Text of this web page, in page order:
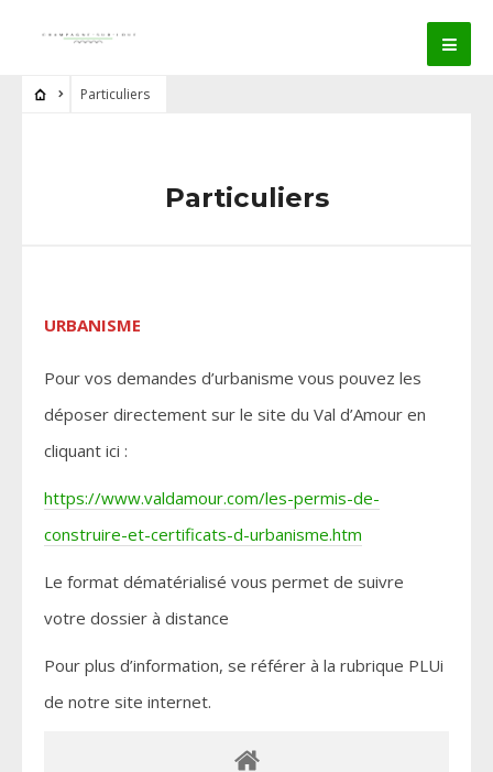
Particuliers
Particuliers
URBANISME
Pour vos demandes d’urbanisme vous pouvez les
déposer directement sur le site du Val d’Amour en
cliquant ici :
https://www.valdamour.com/les-permis-de-
construire-et-certificats-d-urbanisme.htm
Le format dématérialisé vous permet de suivre
votre dossier à distance
Pour plus d’information, se référer à la rubrique PLUi
de notre site internet.